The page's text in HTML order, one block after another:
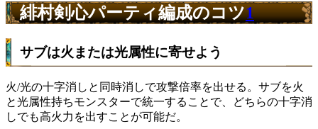
緋村剣心パーティ編成のコツ1
サブは火または光属性に寄せよう
火/光の十字消しと同時消しで攻撃倍率を出せる。サブを火
と光属性持ちモンスターで統一することで、どちらの十字消
しでも高火力を出すことが可能だ。